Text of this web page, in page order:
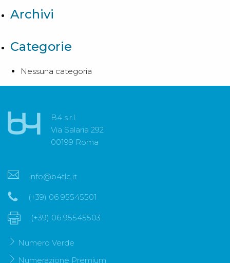
Archivi
Categorie
Nessuna categoria
B4 s.r.l.
Via Salaria 292
00199 Roma
info@b4tlc.it
(+39) 06 95545501
(+39) 06 95545503
Numero Verde
Numerazione Premium